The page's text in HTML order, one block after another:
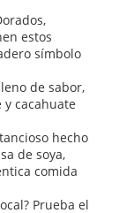
estos
símbolo
de sabor,
cacahuate
hecho
de soya,
comida
Prueba el